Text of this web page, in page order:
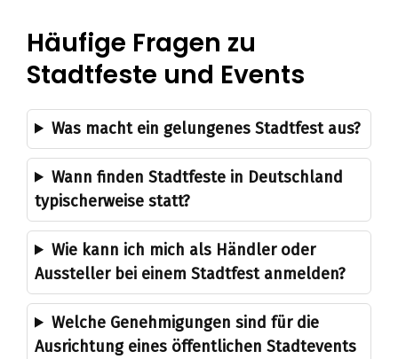
Häufige Fragen zu
Stadtfeste und Events
Was macht ein gelungenes Stadtfest aus?
Wann finden Stadtfeste in Deutschland
typischerweise statt?
Wie kann ich mich als Händler oder
Aussteller bei einem Stadtfest anmelden?
Welche Genehmigungen sind für die
Ausrichtung eines öffentlichen Stadtevents